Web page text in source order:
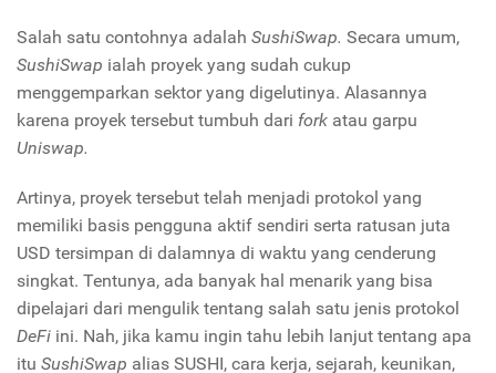
Salah satu contohnya adalah SushiSwap. Secara umum,
SushiSwap ialah proyek yang sudah cukup
menggemparkan sektor yang digelutinya. Alasannya
karena proyek tersebut tumbuh dari fork atau garpu
Uniswap.
Artinya, proyek tersebut telah menjadi protokol yang
memiliki basis pengguna aktif sendiri serta ratusan juta
USD tersimpan di dalamnya di waktu yang cenderung
singkat. Tentunya, ada banyak hal menarik yang bisa
dipelajari dari mengulik tentang salah satu jenis protokol
DeFi ini. Nah, jika kamu ingin tahu lebih lanjut tentang apa
itu SushiSwap alias SUSHI, cara kerja, sejarah, keunikan,